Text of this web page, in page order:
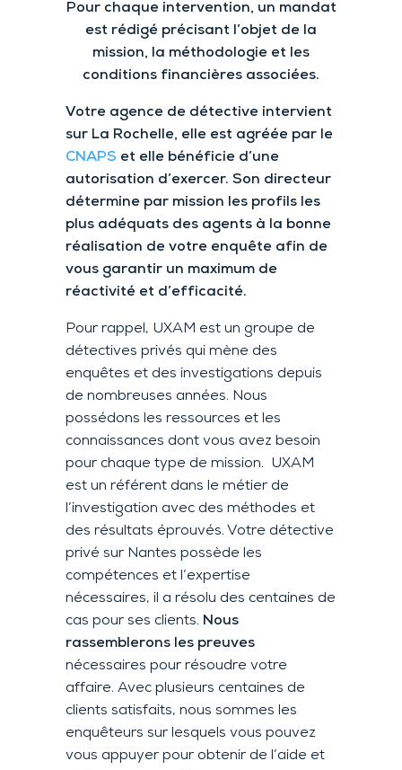
Pour chaque intervention, un mandat
est rédigé précisant l’objet de la
mission, la méthodologie et les
conditions financières associées.
Votre agence de détective intervient
sur La Rochelle, elle est agréée par le
CNAPS et elle bénéficie d’une
autorisation d’exercer. Son directeur
détermine par mission les profils les
plus adéquats des agents à la bonne
réalisation de votre enquête afin de
vous garantir un maximum de
réactivité et d’efficacité.
Pour rappel, UXAM est un groupe de
détectives privés qui mène des
enquêtes et des investigations depuis
de nombreuses années. Nous
possédons les ressources et les
connaissances dont vous avez besoin
pour chaque type de mission. UXAM
est un référent dans le métier de
l’investigation avec des méthodes et
des résultats éprouvés. Votre détective
privé sur Nantes possède les
compétences et l’expertise
nécessaires, il a résolu des centaines de
cas pour ses clients. Nous
rassemblerons les preuves
nécessaires pour résoudre votre
affaire. Avec plusieurs centaines de
clients satisfaits, nous sommes les
enquêteurs sur lesquels vous pouvez
vous appuyer pour obtenir de l’aide et